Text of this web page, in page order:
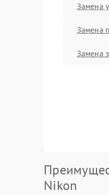
Замена
Замена
Замена
Nikon